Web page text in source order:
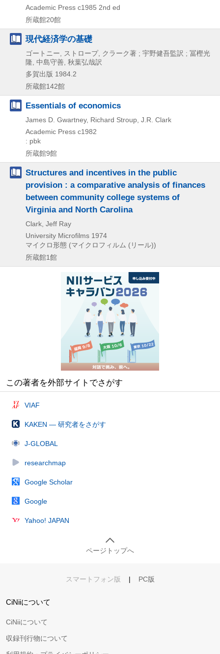
Academic Press c1985 2nd ed
所蔵館20館
現代経済学の基礎
ゴートニー, ストロープ, クラーク著 ; 宇野健吾監訳 ; 冨樫光
隆, 中島守善, 秋葉弘哉訳
多賀出版 1984.2
所蔵館142館
Essentials of economics
James D. Gwartney, Richard Stroup, J.R. Clark
Academic Press c1982
: pbk
所蔵館9館
Structures and incentives in the public
provision : a comparative analysis of finances
between community college systems of
Virginia and North Carolina
Clark, Jeff Ray
University Microfilms 1974
マイクロ形態 (マイクロフィルム (リール))
所蔵館1館
この著者を外部サイトでさがす
VIAF
KAKEN — 研究者をさがす
J-GLOBAL
researchmap
Google Scholar
Google
Yahoo! JAPAN
ページトップへ
スマートフォン版 | PC版
CiNiiについて
CiNiiについて
収録刊行物について